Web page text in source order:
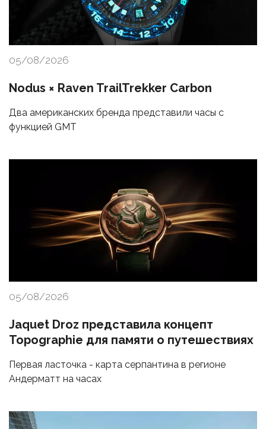
05/08/2026
Nodus × Raven TrailTrekker Carbon
Два американских бренда представили часы с
функцией GMT
05/08/2026
Jaquet Droz представила концепт
Topographie для памяти о путешествиях
Первая ласточка - карта серпантина в регионе
Андерматт на часах